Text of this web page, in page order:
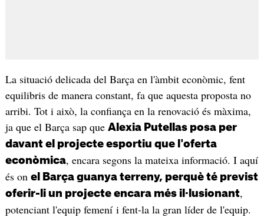
La situació delicada del Barça en l'àmbit econòmic, fent
equilibris de manera constant, fa que aquesta proposta no
arribi. Tot i això, la confiança en la renovació és màxima,
ja que el Barça sap que Alexia Putellas posa per
davant el projecte esportiu que l'oferta
econòmica, encara segons la mateixa informació. I aquí
és on el Barça guanya terreny, perquè té previst
oferir-li un projecte encara més il·lusionant,
potenciant l'equip femení i fent-la la gran líder de l'equip.